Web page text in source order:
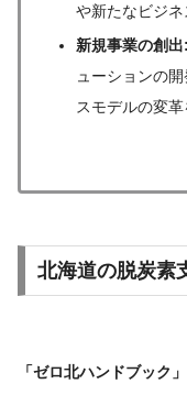
や新たなビジネ
新規事業の創出:
ューションの
スモデルの変革
北海道の脱炭素
「ゼロ北ハンドブック」